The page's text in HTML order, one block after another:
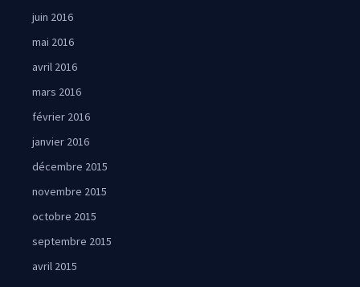
juin 2016
mai 2016
avril 2016
mars 2016
février 2016
janvier 2016
décembre 2015
novembre 2015
octobre 2015
septembre 2015
avril 2015